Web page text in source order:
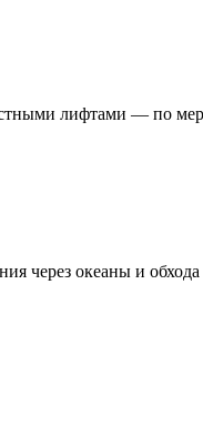
лифтами — по
через океаны и